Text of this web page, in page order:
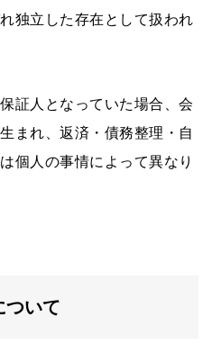
独立した存在として扱われ
証人となっていた場合、会
まれ、返済・債務整理・自
個人の事情によって異なり
ついて